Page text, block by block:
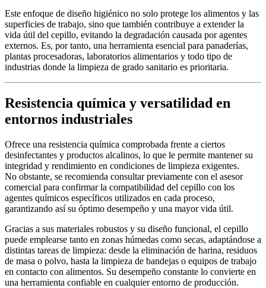
Este enfoque de diseño higiénico no solo protege los alimentos y las
superficies de trabajo, sino que también contribuye a extender la
vida útil del cepillo, evitando la degradación causada por agentes
externos. Es, por tanto, una herramienta esencial para panaderías,
plantas procesadoras, laboratorios alimentarios y todo tipo de
industrias donde la limpieza de grado sanitario es prioritaria.
Resistencia química y versatilidad en
entornos industriales
Ofrece una resistencia química comprobada frente a ciertos
desinfectantes y productos alcalinos, lo que le permite mantener su
integridad y rendimiento en condiciones de limpieza exigentes.
No obstante, se recomienda consultar previamente con el asesor
comercial para confirmar la compatibilidad del cepillo con los
agentes químicos específicos utilizados en cada proceso,
garantizando así su óptimo desempeño y una mayor vida útil.
Gracias a sus materiales robustos y su diseño funcional, el cepillo
puede emplearse tanto en zonas húmedas como secas, adaptándose a
distintas tareas de limpieza: desde la eliminación de harina, residuos
de masa o polvo, hasta la limpieza de bandejas o equipos de trabajo
en contacto con alimentos. Su desempeño constante lo convierte en
una herramienta confiable en cualquier entorno de producción.